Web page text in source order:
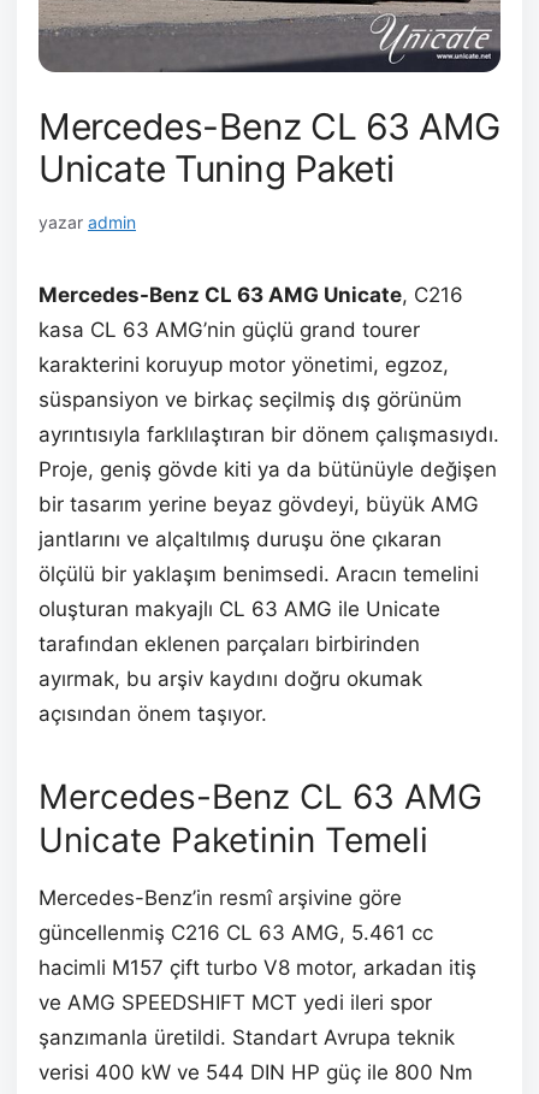
Mercedes-Benz CL 63 AMG
Unicate Tuning Paketi
yazar admin
Mercedes-Benz CL 63 AMG Unicate, C216
kasa CL 63 AMG’nin güçlü grand tourer
karakterini koruyup motor yönetimi, egzoz,
süspansiyon ve birkaç seçilmiş dış görünüm
ayrıntısıyla farklılaştıran bir dönem çalışmasıydı.
Proje, geniş gövde kiti ya da bütünüyle değişen
bir tasarım yerine beyaz gövdeyi, büyük AMG
jantlarını ve alçaltılmış duruşu öne çıkaran
ölçülü bir yaklaşım benimsedi. Aracın temelini
oluşturan makyajlı CL 63 AMG ile Unicate
tarafından eklenen parçaları birbirinden
ayırmak, bu arşiv kaydını doğru okumak
açısından önem taşıyor.
Mercedes-Benz CL 63 AMG
Unicate Paketinin Temeli
Mercedes-Benz’in resmî arşivine göre
güncellenmiş C216 CL 63 AMG, 5.461 cc
hacimli M157 çift turbo V8 motor, arkadan itiş
ve AMG SPEEDSHIFT MCT yedi ileri spor
şanzımanla üretildi. Standart Avrupa teknik
verisi 400 kW ve 544 DIN HP güç ile 800 Nm